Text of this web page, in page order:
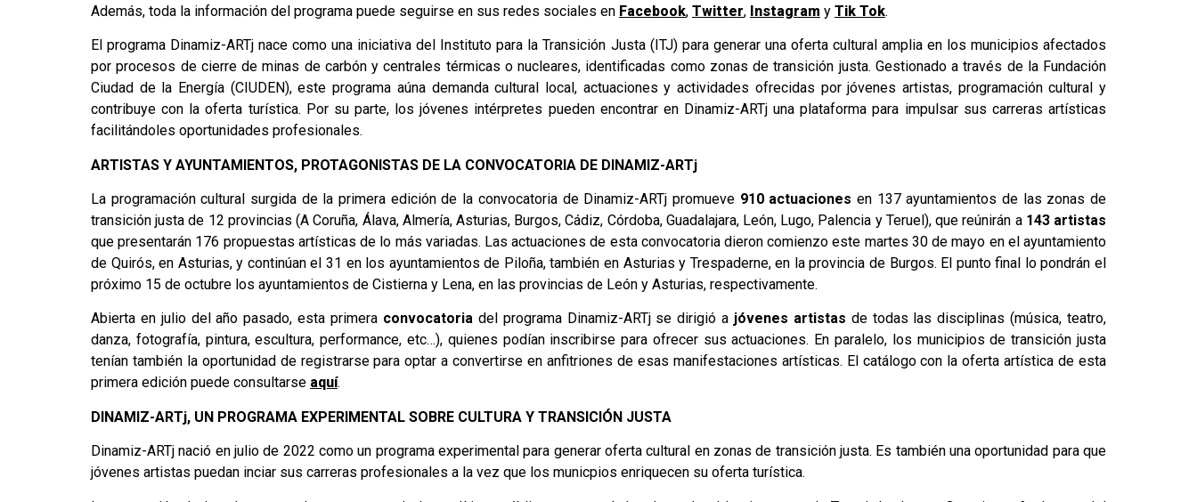
Además, toda la información del programa puede seguirse en sus redes sociales en Facebook, Twitter, Instagram y Tik Tok.
El programa Dinamiz-ARTj nace como una iniciativa del Instituto para la Transición Justa (ITJ) para generar una oferta cultural amplia en los municipios afectados
por procesos de cierre de minas de carbón y centrales térmicas o nucleares, identificadas como zonas de transición justa. Gestionado a través de la Fundación
Ciudad de la Energía (CIUDEN), este programa aúna demanda cultural local, actuaciones y actividades ofrecidas por jóvenes artistas, programación cultural y
contribuye con la oferta turística. Por su parte, los jóvenes intérpretes pueden encontrar en Dinamiz-ARTj una plataforma para impulsar sus carreras artísticas
facilitándoles oportunidades profesionales.
ARTISTAS Y AYUNTAMIENTOS, PROTAGONISTAS DE LA CONVOCATORIA DE DINAMIZ-ARTj
La programación cultural surgida de la primera edición de la convocatoria de Dinamiz-ARTj promueve 910 actuaciones en 137 ayuntamientos de las zonas de
transición justa de 12 provincias (A Coruña, Álava, Almería, Asturias, Burgos, Cádiz, Córdoba, Guadalajara, León, Lugo, Palencia y Teruel), que reúnirán a 143 artistas
que presentarán 176 propuestas artísticas de lo más variadas. Las actuaciones de esta convocatoria dieron comienzo este martes 30 de mayo en el ayuntamiento
de Quirós, en Asturias, y continúan el 31 en los ayuntamientos de Piloña, también en Asturias y Trespaderne, en la provincia de Burgos. El punto final lo pondrán el
próximo 15 de octubre los ayuntamientos de Cistierna y Lena, en las provincias de León y Asturias, respectivamente.
Abierta en julio del año pasado, esta primera convocatoriadel programa Dinamiz-ARTj se dirigió a jóvenes artistas de todas las disciplinas (música, teatro,
danza, fotografía, pintura, escultura, performance, etc…), quienes podían inscribirse para ofrecer sus actuaciones. En paralelo, los municipios de transición justa
tenían también la oportunidad de registrarse para optar a convertirse en anfitriones de esas manifestaciones artísticas. El catálogo con la oferta artística de esta
primera edición puede consultarse aquí.
DINAMIZ-ARTj, UN PROGRAMA EXPERIMENTAL SOBRE CULTURA Y TRANSICIÓN JUSTA
Dinamiz-ARTj nació en julio de 2022 como un programa experimental para generar oferta cultural en zonas de transición justa. Es también una oportunidad para que
jóvenes artistas puedan inciar sus carreras profesionales a la vez que los municpios enriquecen su oferta turística.